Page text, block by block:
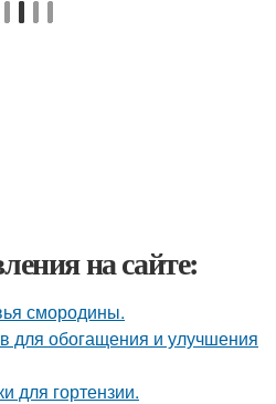
на сайте:
смородины.
для обогащения и улучшения
для гортензии.